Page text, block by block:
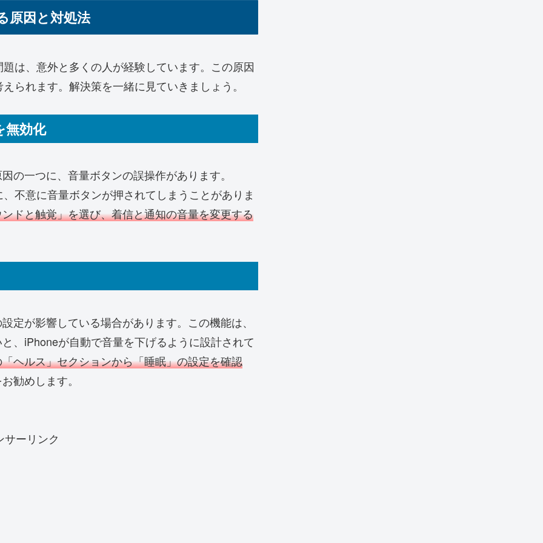
原因と対処法
は、意外と多くの人が経験しています。この原因
られます。解決策を一緒に見ていきましょう。
無効化
の一つに、音量ボタンの誤操作があります。
不意に音量ボタンが押されてしまうことがありま
ドと触覚」を選び、着信と通知の音量を変更する
定が影響している場合があります。この機能は、
、iPhoneが自動で音量を下げるように設計されて
ヘルス」セクションから「睡眠」の設定を確認
勧めします。
サーリンク